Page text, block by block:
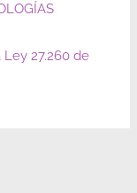
Ley 27.260 de